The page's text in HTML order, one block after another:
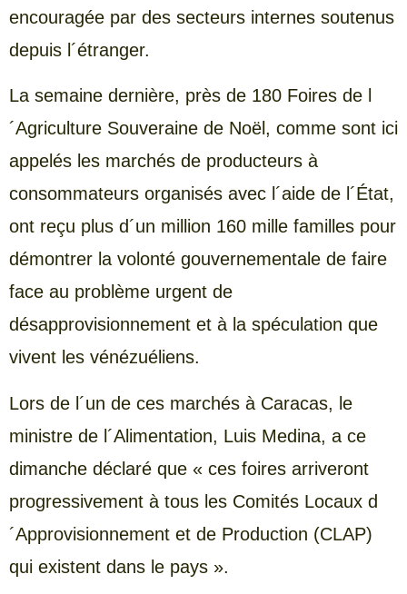
encouragée par des secteurs internes soutenus
depuis l´étranger.
La semaine dernière, près de 180 Foires de l
´Agriculture Souveraine de Noël, comme sont ici
appelés les marchés de producteurs à
consommateurs organisés avec l´aide de l´État,
ont reçu plus d´un million 160 mille familles pour
démontrer la volonté gouvernementale de faire
face au problème urgent de
désapprovisionnement et à la spéculation que
vivent les vénézuéliens.
Lors de l´un de ces marchés à Caracas, le
ministre de l´Alimentation, Luis Medina, a ce
dimanche déclaré que « ces foires arriveront
progressivement à tous les Comités Locaux d
´Approvisionnement et de Production (CLAP)
qui existent dans le pays ».